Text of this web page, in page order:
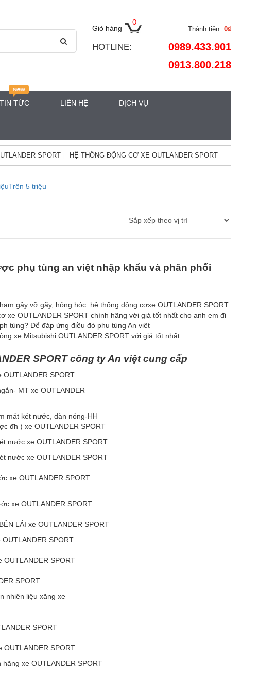
Giỏ hàng
0
Thành tiền: 0₫
HOTLINE:
0989.433.901
0913.800.218
TIN TỨC LIÊN HỆ DỊCH VỤ
SPORT HỆ THỐNG ĐỘNG CƠ XE OUTLANDER SPORT
Trên 5 triệu
phụ tùng an việt nhập khẩu và phân phối
gây vỡ gãy, hỏng hóc hệ thống động cơxe OUTLANDER SPORT.
OUTLANDER SPORT chính hãng với giá tốt nhất cho anh em đi
tùng? Để đáp ứng điều đó phụ tùng An việt
xe Mitsubishi OUTLANDER SPORT với giá tốt nhất.
SPORTcông ty An việt cung cấp
SPORT
MT xe OUTLANDER
mát két nước, dàn nóng-HH
đh ) xe OUTLANDER SPORT
nước xe OUTLANDER SPORT
nước xe OUTLANDER SPORT
xe OUTLANDER SPORT
xe OUTLANDER SPORT
LÁI xe OUTLANDER SPORT
SPORT
SPORT
SPORT
nhiên liệu xăng xe
SPORT
OUTLANDER SPORT
xe OUTLANDER SPORT